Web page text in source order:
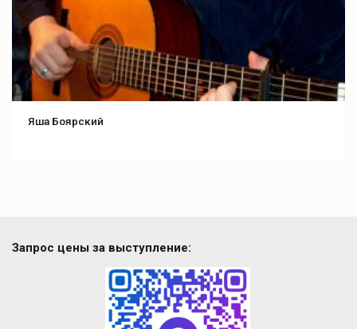
Яша Боярский
Запрос цены за выступление: